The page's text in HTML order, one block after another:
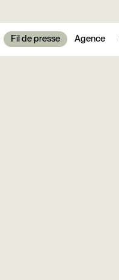
Fil de presse Agence